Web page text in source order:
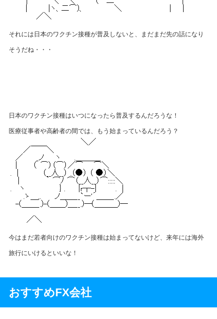
それには日本のワクチン接種が普及しないと、まだまだ先の話になり
そうだね・・・
日本のワクチン接種はいつになったら普及するんだろうな！
医療従事者や高齢者の間では、もう始まっているんだろう？
今はまだ若者向けのワクチン接種は始まってないけど、来年には海外
旅行にいけるといいな！
おすすめFX会社